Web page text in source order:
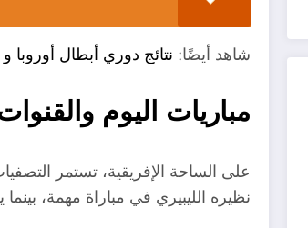
شاهد أيضًا: نتائج دوري أبطال
مباريات اليوم
على الساحة الإفريقية، تستمر
نظيره الليبيري في مباراة مهمة،